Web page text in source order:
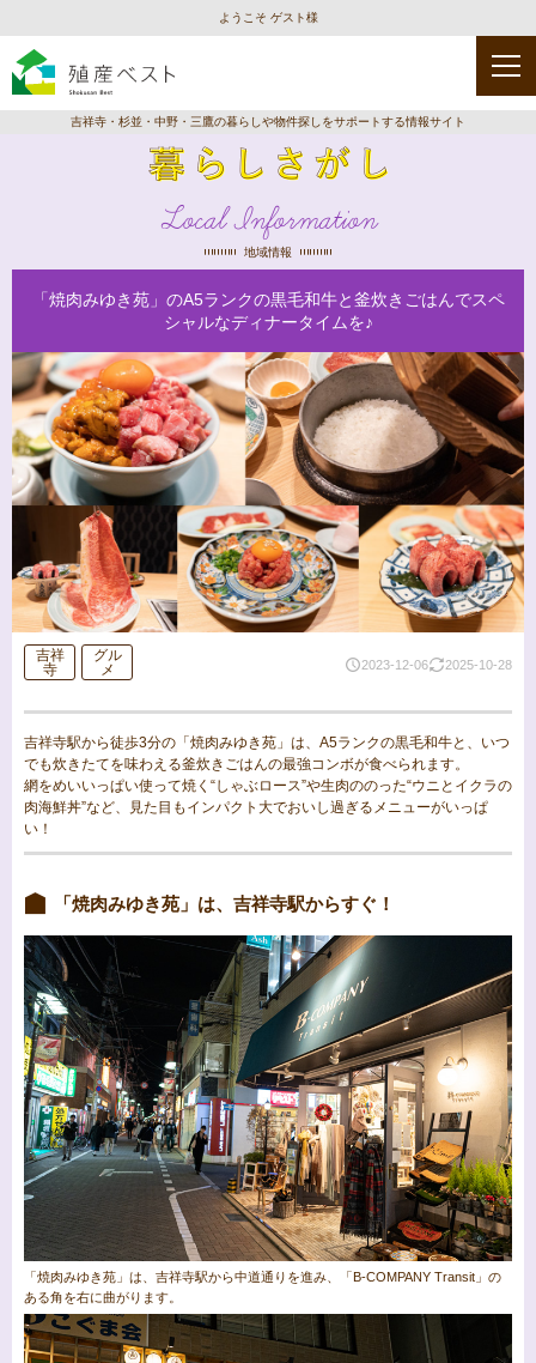
ようこそ ゲスト様
吉祥寺・杉並・中野・三鷹の暮らしや物件探しをサポートする情報サイト
Local Information
地域情報
「焼肉みゆき苑」のA5ランクの黒毛和牛と釜炊きごはんでスペ
シャルなディナータイムを♪
吉祥
寺
グル
メ
2023-12-06 2025-10-28
吉祥寺駅から徒歩3分の「焼肉みゆき苑」は、A5ランクの黒毛和牛と、いつ
でも炊きたてを味わえる釜炊きごはんの最強コンボが食べられます。
網をめいいっぱい使って焼く“しゃぶロース”や生肉ののった“ウニとイクラの
肉海鮮丼”など、見た目もインパクト大でおいし過ぎるメニューがいっぱ
い！
「焼肉みゆき苑」は、吉祥寺駅からすぐ！
「焼肉みゆき苑」は、吉祥寺駅から中道通りを進み、「B-COMPANY Transit」の
ある角を右に曲がります。